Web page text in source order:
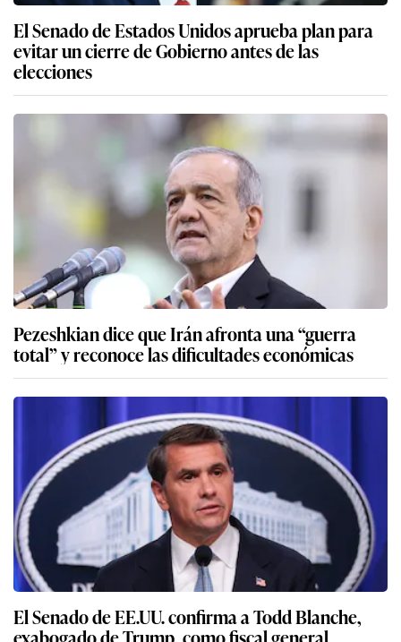
El Senado de Estados Unidos aprueba plan para
evitar un cierre de Gobierno antes de las
elecciones
Pezeshkian dice que Irán afronta una “guerra
total” y reconoce las dificultades económicas
El Senado de EE.UU. confirma a Todd Blanche,
exabogado de Trump, como fiscal general